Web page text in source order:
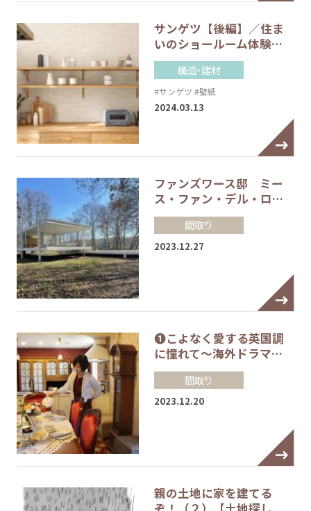
サンゲツ【後編】／住ま
いのショールーム体験…
構造・建材
#サンゲツ #壁紙
2024.03.13
ファンズワース邸 ミー
ス・ファン・デル・ロ…
間取り
2023.12.27
❶こよなく愛する英国調
に憧れて～海外ドラマ…
間取り
2023.12.20
親の土地に家を建てる